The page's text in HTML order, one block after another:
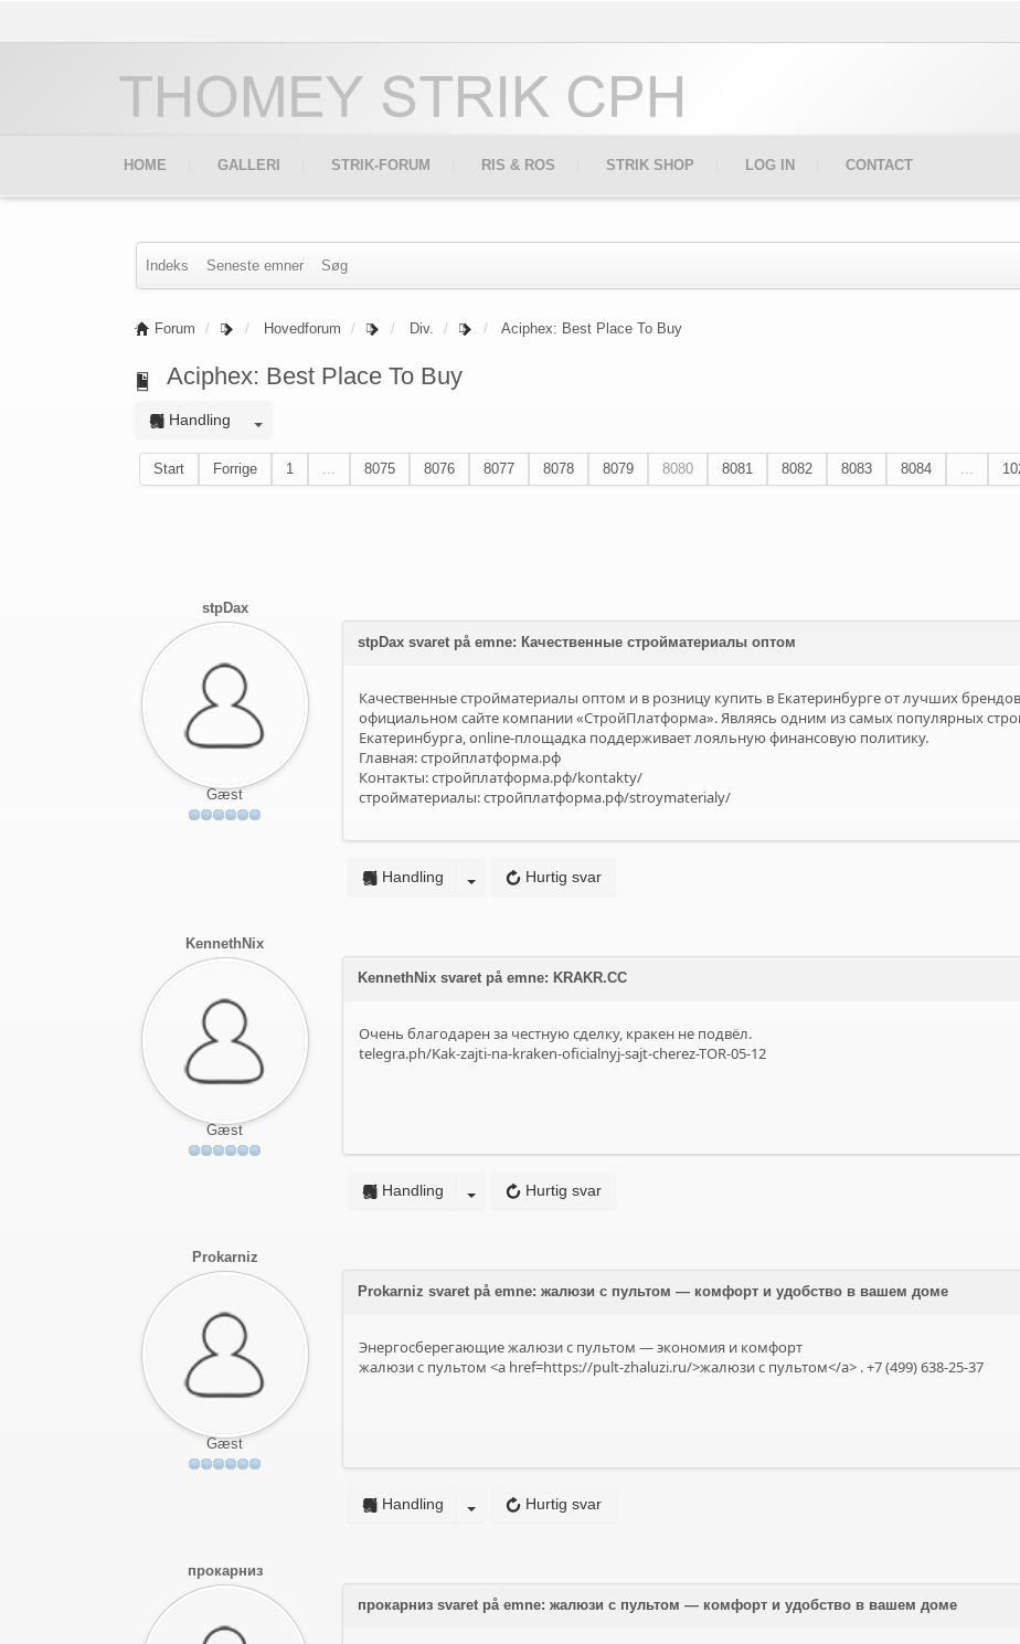
HOME GALLERI STRIK-FORUM RIS & ROS STRIK SHOP LOG IN CONTACT
Indeks Seneste emner Søg
Forum Hovedforum Div. Aciphex: Best Place To Buy
Aciphex: Best Place To Buy
Handling
Start Forrige 1 ... 8075 8076 8077 8078 8079 8080 8081 8082 8083 8084 ...
stpDax
Gæst
stpDax svaret på emne: Качественные стройматериалы оптом
Качественные стройматериалы оптом и в розницу купить в Екатеринбурге от лучших
официальном сайте компании «СтройПлатформа». Являясь одним из самых популярных
Екатеринбурга, online-площадка поддерживает лояльную финансовую политику.
Главная:стройплатформа.рф
Контакты:стройплатформа.рф/kontakty/
стройматериалы:стройплатформа.рф/stroymaterialy/
Hurtig svar
Handling
KennethNix
Gæst
KennethNix svaret på emne: KRAKR.CC
Очень благодарен за честную сделку, кракен не подвёл.
telegra.ph/Kak-zajti-na-kraken-oficialnyj-sajt-cherez-TOR-05-12
Hurtig svar
Handling
Prokarniz
Gæst
Prokarniz svaret på emne: жалюзи с пультом — комфорт и удобство в вашем доме
Энергосберегающие жалюзи с пультом — экономия и комфорт
жалюзи с пультом <a href=https://pult-zhaluzi.ru/>жалюзи с пультом</a> . +7 (499) 638-25-37
Hurtig svar
Handling
прокарниз
прокарниз svaret på emne: жалюзи с пультом — комфорт и удобство в вашем доме